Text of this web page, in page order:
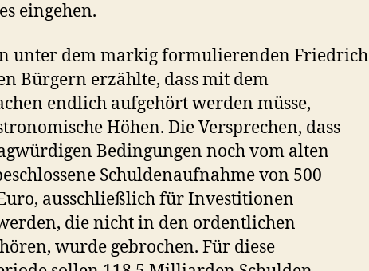
eingehen.
unter dem markig formulierenden Friedrich
Bürgern erzählte, dass mit dem
endlich aufgehört werden müsse,
Höhen. Die Versprechen, dass
Bedingungen noch vom alten
Schuldenaufnahme von 500
ausschließlich für Investitionen
die nicht in den ordentlichen
wurde gebrochen. Für diese